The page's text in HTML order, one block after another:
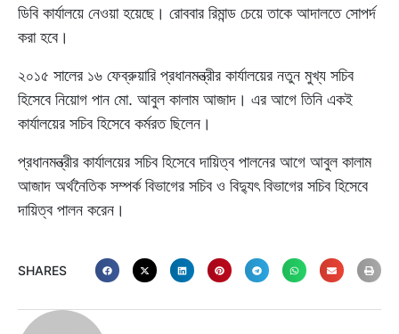
ডিবি কার্যালয়ে নেওয়া হয়েছে। রোববার রিমান্ড চেয়ে তাকে আদালতে সোপর্দ
করা হবে।
২০১৫ সালের ১৬ ফেব্রুয়ারি প্রধানমন্ত্রীর কার্যালয়ের নতুন মুখ্য সচিব
হিসেবে নিয়োগ পান মো. আবুল কালাম আজাদ। এর আগে তিনি একই
কার্যালয়ের সচিব হিসেবে কর্মরত ছিলেন।
প্রধানমন্ত্রীর কার্যালয়ের সচিব হিসেবে দায়িত্ব পালনের আগে আবুল কালাম
আজাদ অর্থনৈতিক সম্পর্ক বিভাগের সচিব ও বিদ্যুৎ বিভাগের সচিব হিসেবে
দায়িত্ব পালন করেন।
SHARES